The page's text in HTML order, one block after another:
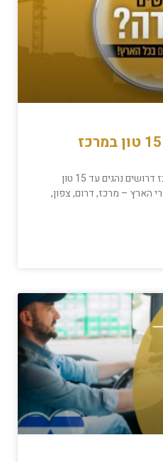
דרושים נהגים עד 15 טון במרכז דרושים נהגים עד 15 טון
הארץ – מרכז, דרום, צפון,